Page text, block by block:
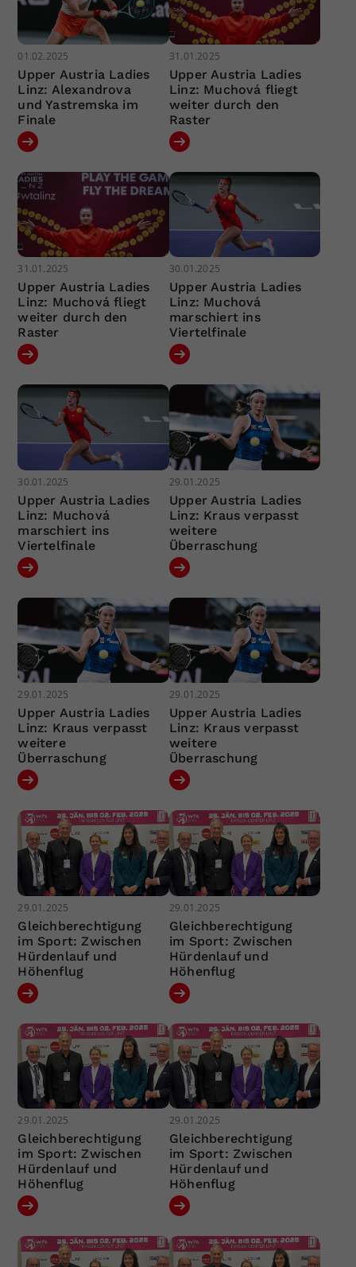
01.02.2025
Upper Austria Ladies
Linz: Alexandrova
und Yastremska im
Finale
31.01.2025
Upper Austria Ladies
Linz: Muchová fliegt
weiter durch den
Raster
31.01.2025
Upper Austria Ladies
Linz: Muchová fliegt
weiter durch den
Raster
30.01.2025
Upper Austria Ladies
Linz: Muchová
marschiert ins
Viertelfinale
30.01.2025
Upper Austria Ladies
Linz: Muchová
marschiert ins
Viertelfinale
29.01.2025
Upper Austria Ladies
Linz: Kraus verpasst
weitere
Überraschung
29.01.2025
Upper Austria Ladies
Linz: Kraus verpasst
weitere
Überraschung
29.01.2025
Upper Austria Ladies
Linz: Kraus verpasst
weitere
Überraschung
29.01.2025
Gleichberechtigung
im Sport: Zwischen
Hürdenlauf und
Höhenflug
29.01.2025
Gleichberechtigung
im Sport: Zwischen
Hürdenlauf und
Höhenflug
29.01.2025
Gleichberechtigung
im Sport: Zwischen
Hürdenlauf und
Höhenflug
29.01.2025
Gleichberechtigung
im Sport: Zwischen
Hürdenlauf und
Höhenflug